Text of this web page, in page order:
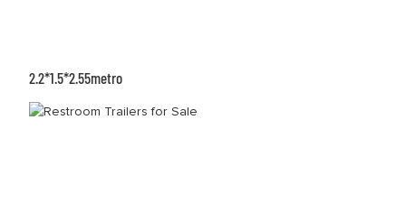
2.2*1.5*2.55metro